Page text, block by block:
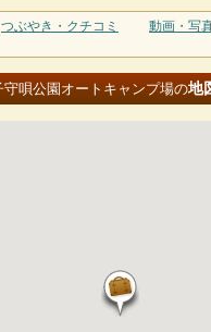
つぶやき・クチコミ 動画・写
守唄公園オートキャンプ場の地